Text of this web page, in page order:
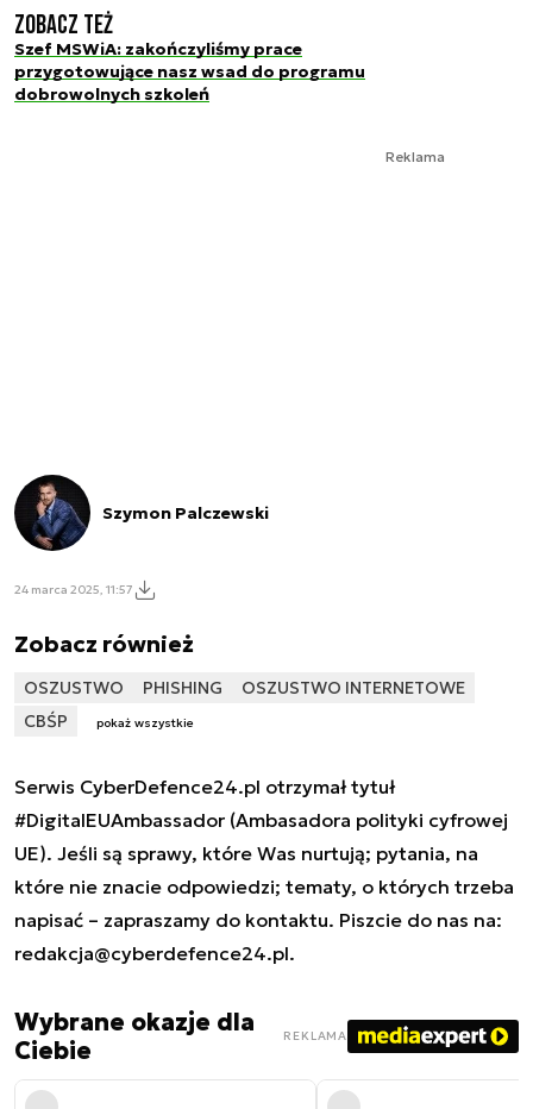
Zobacz też
Szef MSWiA: zakończyliśmy prace
przygotowujące nasz wsad do programu
dobrowolnych szkoleń
Reklama
Szymon Palczewski
24 marca 2025, 11:57
Zobacz również
OSZUSTWO PHISHING
OSZUSTWO INTERNETOWE
CBŚP
pokaż wszystkie
Serwis CyberDefence24.pl otrzymał tytuł
#DigitalEUAmbassador (Ambasadora polityki cyfrowej
UE). Jeśli są sprawy, które Was nurtują; pytania, na
które nie znacie odpowiedzi; tematy, o których trzeba
napisać – zapraszamy do kontaktu. Piszcie do nas na:
redakcja@cyberdefence24.pl.
Wybrane okazje dla
Ciebie
REKLAMA